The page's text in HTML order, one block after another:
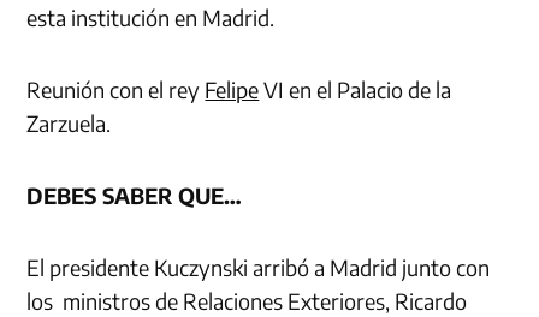
esta institución en Madrid.
Reunión con el rey FelipeVI en el Palacio de la
Zarzuela.
DEBES SABER QUE…
El presidente Kuczynski arribó a Madrid junto con
los ministros de Relaciones Exteriores, Ricardo